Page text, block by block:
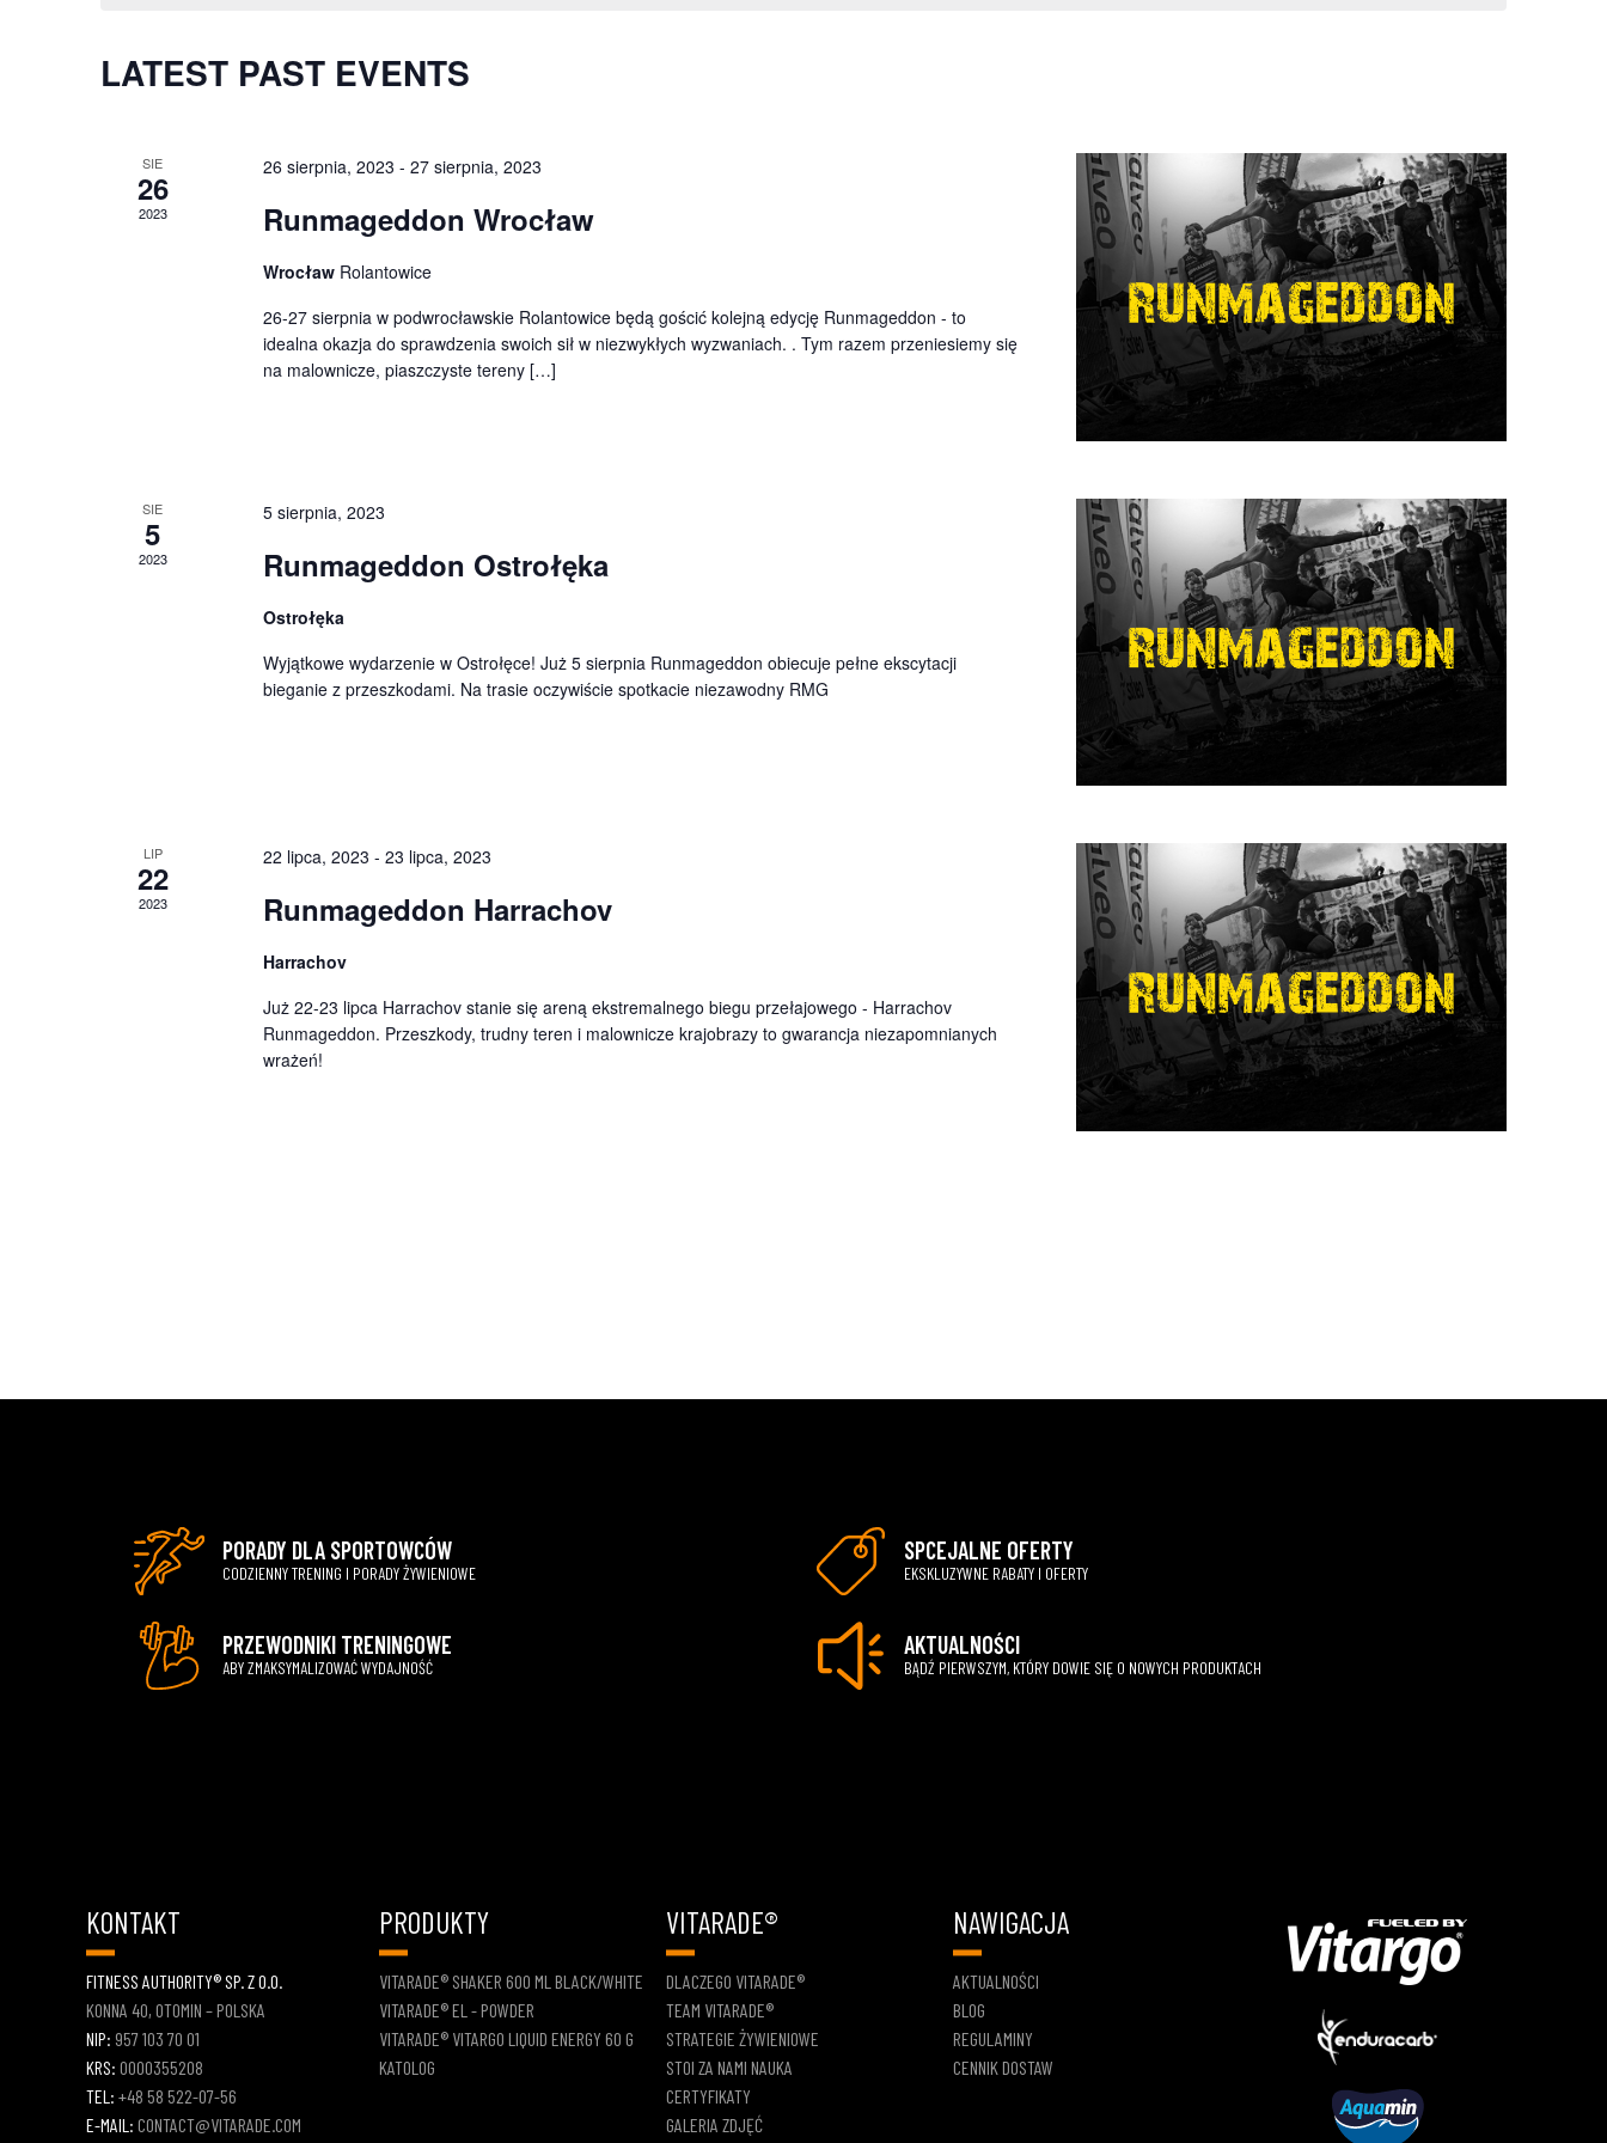
LATEST PAST EVENTS
SIE
26
2023
26 sierpnia, 2023 - 27 sierpnia, 2023
Runmageddon Wrocław
Wrocław Rolantowice
26-27 sierpnia w podwrocławskie Rolantowice będą gościć kolejną edycję Runmageddon - to
idealna okazja do sprawdzenia swoich sił w niezwykłych wyzwaniach. . Tym razem przeniesiemy się
na malownicze, piaszczyste tereny […]
SIE
5
2023
5 sierpnia, 2023
Runmageddon Ostrołęka
Ostrołęka
Wyjątkowe wydarzenie w Ostrołęce! Już 5 sierpnia Runmageddon obiecuje pełne ekscytacji
bieganie z przeszkodami. Na trasie oczywiście spotkacie niezawodny RMG
LIP
22
2023
22 lipca, 2023 - 23 lipca, 2023
Runmageddon Harrachov
Harrachov
Już 22-23 lipca Harrachov stanie się areną ekstremalnego biegu przełajowego - Harrachov
Runmageddon. Przeszkody, trudny teren i malownicze krajobrazy to gwarancja niezapomnianych
wrażeń!
PORADY DLA SPORTOWCÓW
CODZIENNY TRENING I PORADY ŻYWIENIOWE
PRZEWODNIKI TRENINGOWE
ABY ZMAKSYMALIZOWAĆ WYDAJNOŚĆ
SPCEJALNE OFERTY
EKSKLUZYWNE RABATY I OFERTY
AKTUALNOŚCI
BĄDŹ PIERWSZYM, KTÓRY DOWIE SIĘ O NOWYCH PRODUKTACH
KONTAKT
FITNESS AUTHORITY® SP. Z O.O.
KONNA 40, OTOMIN – POLSKA
NIP: 957 103 70 01
KRS: 0000355208
TEL: +48 58 522-07-56
E-MAIL: CONTACT@VITARADE.COM
PRODUKTY
VITARADE® SHAKER 600 ML BLACK/WHITE
VITARADE® EL - POWDER
VITARADE® VITARGO LIQUID ENERGY 60 G
KATOLOG
VITARADE®
DLACZEGO VITARADE®
TEAM VITARADE®
STRATEGIE ŻYWIENIOWE
STOI ZA NAMI NAUKA
CERTYFIKATY
GALERIA ZDJĘĆ
NAWIGACJA
AKTUALNOŚCI
BLOG
REGULAMINY
CENNIK DOSTAW